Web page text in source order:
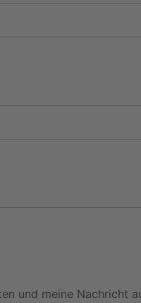
und meine Nachricht